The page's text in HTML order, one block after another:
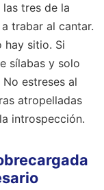
tres de la
trabar al cantar.
hay sitio. Si
sílabas y solo
estreses al
atropelladas
introspección.